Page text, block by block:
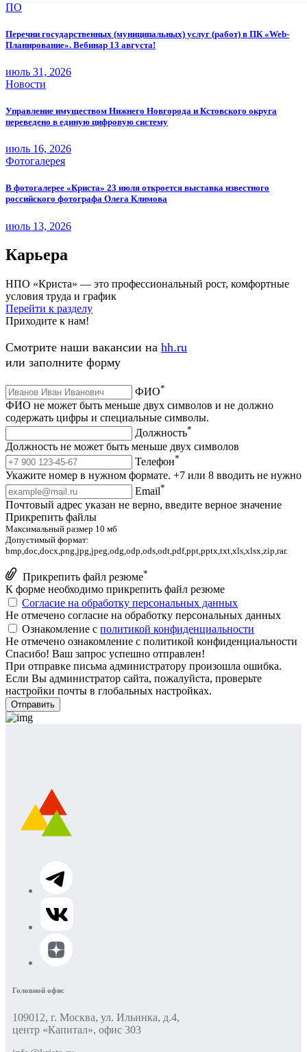
ПО
Перечни государственных (муниципальных) услуг (работ) в ПК «Web-
Планирование». Вебинар 13 августа!
июль 31, 2026
Новости
Управление имуществом Нижнего Новгорода и Кстовского округа
переведено в единую цифровую систему
июль 16, 2026
Фотогалерея
В фотогалерее «Криста» 23 июля откроется выставка известного
российского фотографа Олега Климова
июль 13, 2026
Карьера
НПО «Криста» — это профессиональный рост, комфортные
условия труда и график
Перейти к разделу
Приходите к нам!
Смотрите наши вакансии на hh.ru
или заполните форму
ФИО*
ФИО не может быть меньше двух символов и не должно
содержать цифры и специальные символы.
Должность*
Должность не может быть меньше двух символов
Телефон*
Укажите номер в нужном формате. +7 или 8 вводить не нужно
Email*
Почтовый адрес указан не верно, введите верное значение
Прикрепить файлы
Максимальный размер 10 мб
Допустимый формат:
bmp,doc,docx,png,jpg,jpeg,odg,odp,ods,odt,pdf,ppt,pptx,txt,xls,xlsx,zip,rar.
Прикрепить файл резюме*
К форме необходимо прикрепить файл резюме
Согласие на обработку персональных данных
Не отмечено согласие на обработку персональных данных
Ознакомление сполитикой конфиденциальности
Не отмечено ознакомление с политикой конфиденциальности
Спасибо! Ваш запрос успешно отправлен!
При отправке письма администратору произошла ошибка.
Если Вы администратор сайта, пожалуйста, проверьте
настройки почты в глобальных настройках.
Отправить
Головной офис
109012, г. Москва, ул. Ильинка, д.4,
центр «Капитал», офис 303